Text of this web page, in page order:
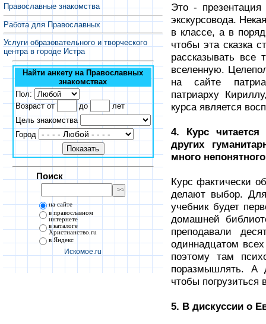
Православные знакомства
Работа для Православных
Услуги образовательного и творческого
центра в городе Истра
Найти анкету на Православных
знакомствах
Пол:
Возраст от
до
лет
Цель знакомства
Город
Поиск
на сайте
в православном
интернете
в каталоге
Христианство.ru
в Яндекс
Искомое.ru
Это -
экскурсовода.
в классе, а в
чтобы эта сказка
рассказывать все
вселенную.
на сайте
патриарху
курса является
4. Курс
других
много
Курс фактически
делают выбор.
учебник будет
домашней
преподавали
одиннадцатом
поэтому там
поразмышлять. А
чтобы погрузиться
5. В дискуссии о